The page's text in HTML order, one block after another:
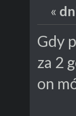
«
Gdy
za 2
on